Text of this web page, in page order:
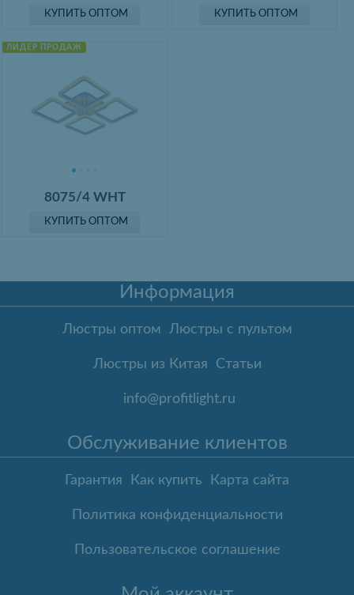
КУПИТЬ ОПТОМ КУПИТЬ ОПТОМ
ЛИДЕР ПРОДАЖ
8075/4 WHT
КУПИТЬ ОПТОМ
Информация
Люстры оптом Люстры с пультом
Люстры из Китая Статьи
info@profitlight.ru
Обслуживание клиентов
Гарантия Как купить Карта сайта
Политика конфиденциальности
Пользовательское соглашение